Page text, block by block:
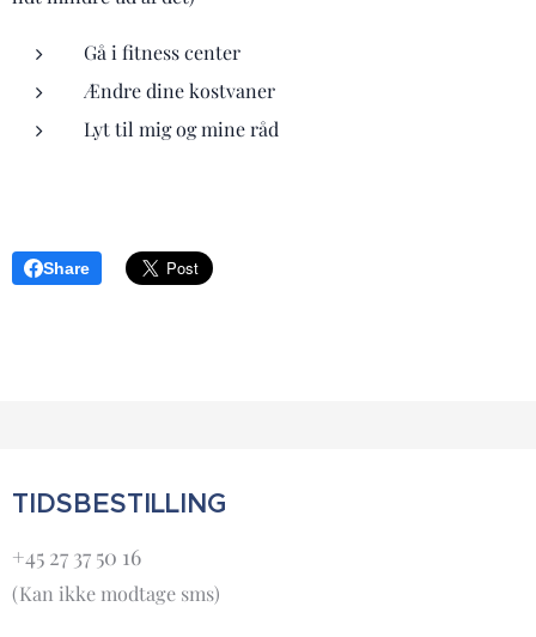
Gå i fitness center
Ændre dine kostvaner
Lyt til mig og mine råd
Share
TIDSBESTILLING
+45 27 37 50 16
(Kan ikke modtage sms)